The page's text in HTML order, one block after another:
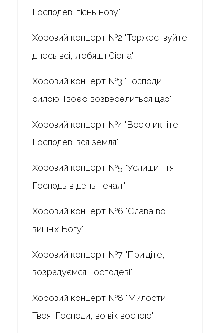
Господеві піснь нову"
Хоровий концерт №2 "Торжествуйте
днесь всі, любящії Сіона"
Хоровий концерт №3 "Господи,
силою Твоєю возвеселиться цар"
Хоровий концерт №4 "Воскликніте
Господеві вся земля"
Хоровий концерт №5 "Услишит тя
Господь в день печалі"
Хоровий концерт №6 "Слава во
вишніх Богу"
Хоровий концерт №7 "Приідіте,
возрадуємся Господеві"
Хоровий концерт №8 "Милости
Твоя, Господи, во вік воспою"